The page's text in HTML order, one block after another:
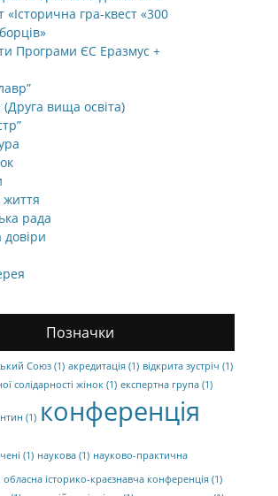
«Історична гра-квест «300
Програми ЄС Еразмус +
вища освіта)
життя
рада
Позначки
Союз (1) акредитація (1) відкрита зустріч (1)
солідарності жінок (1) експертна група (1)
(1) конференція
(1) наукова (1) науково-практична
обласна історико-краєзнавча конференція (1)